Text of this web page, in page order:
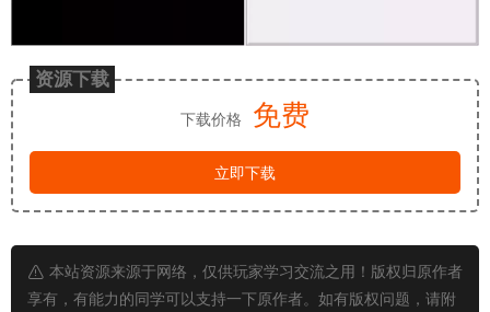
资源下载
下载价格 免费
立即下载
本站资源来源于网络，仅供玩家学习交流之用！版权归原作者
享有，有能力的同学可以支持一下原作者。如有版权问题，请附